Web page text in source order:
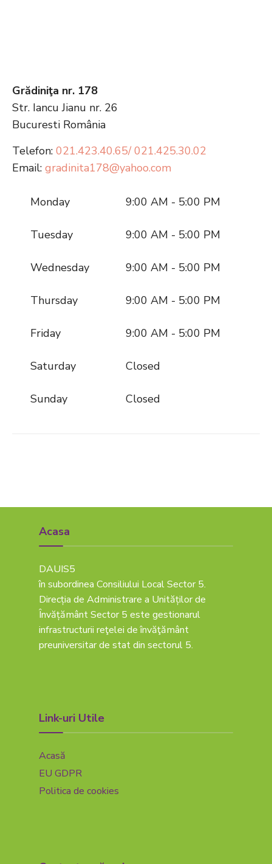
Grădiniţa nr. 178
Str. Iancu Jianu nr. 26
Bucuresti România
Telefon: 021.423.40.65/ 021.425.30.02
Email: gradinita178@yahoo.com
Monday 9:00 AM - 5:00 PM
Tuesday 9:00 AM - 5:00 PM
Wednesday 9:00 AM - 5:00 PM
Thursday 9:00 AM - 5:00 PM
Friday 9:00 AM - 5:00 PM
Saturday Closed
Sunday Closed
Acasa
DAUIS5
în subordinea Consiliului Local Sector 5.
Direcția de Administrare a Unităților de
Învățământ Sector 5 este gestionarul
infrastructurii reţelei de învăţământ
preuniversitar de stat din sectorul 5.
Link-uri Utile
Acasă
EU GDPR
Politica de cookies